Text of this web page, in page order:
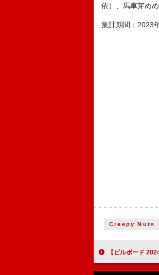
依）、馬車芽め
集計期間：2023
Creepy Nuts
【ビルボード 2024年 年間